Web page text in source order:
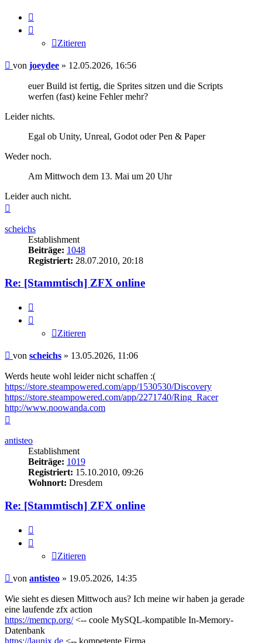
Zitieren
Beitrag
von joeydee » 12.05.2026, 16:56
euer Build ist fertig, die Sprites sitzen und die Scripts
werfen (fast) keine Fehler mehr?
Leider nichts.
Egal ob Unity, Unreal, Godot oder Pen & Paper
Weder noch.
Am Mittwoch dem 13. Mai um 20 Uhr
Leider auch nicht.
scheichs
Establishment
Beiträge: 1048
Registriert: 28.07.2010, 20:18
Re: [Stammtisch] ZFX online
Zitieren
Beitrag
von scheichs » 13.05.2026, 11:06
Werds heute wohl leider nicht schaffen :(
https://store.steampowered.com/app/1530530/Discovery
https://store.steampowered.com/app/2271740/Ring_Racer
http://www.noowanda.com
antisteo
Establishment
Beiträge: 1019
Registriert: 15.10.2010, 09:26
Wohnort: Dresdem
Re: [Stammtisch] ZFX online
Zitieren
Beitrag
von antisteo » 19.05.2026, 14:35
Wie sieht es diesen Mittwoch aus? Ich meine wir haben ja gerade
eine laufende zfx action
https://memcp.org/<-- coole MySQL-kompatible In-Memory-
Datenbank
https://launix.de <-- kompetente Firma